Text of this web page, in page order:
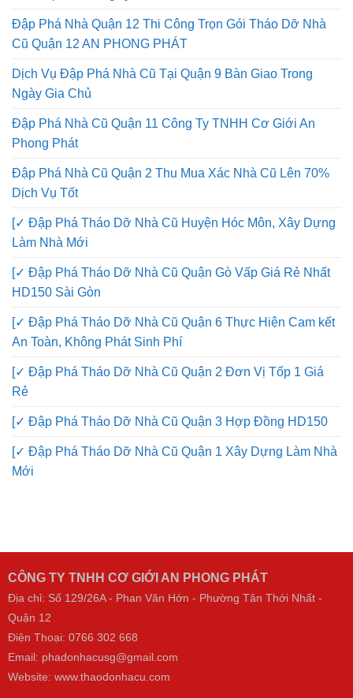
Đập Phá Nhà Quận 12 Thi Công Trọn Gói Tháo Dỡ Nhà
Cũ Quận 12 AN PHONG PHÁT
Dịch Vụ Đập Phá Nhà Cũ Tại Quận 9 Bàn Giao Trong
Ngày Gia Chủ
Đập Phá Nhà Cũ Quận 11 Công Ty TNHH Cơ Giới An
Phong Phát
Đập Phá Nhà Cũ Quận 2 Thu Mua Xác Nhà Cũ Lên 70%
Dịch Vụ Tốt
[✓ Đập Phá Tháo Dỡ Nhà Cũ Huyện Hóc Môn, Xây Dựng
Làm Nhà Mới
[✓ Đập Phá Tháo Dỡ Nhà Cũ Quận Gò Vấp Giá Rẻ Nhất
HD150 Sài Gòn
[✓ Đập Phá Tháo Dỡ Nhà Cũ Quận 6 Thực Hiện Cam kết
An Toàn, Không Phát Sinh Phí
[✓ Đập Phá Tháo Dỡ Nhà Cũ Quận 2 Đơn Vị Tốp 1 Giá
Rẻ
[✓ Đập Phá Tháo Dỡ Nhà Cũ Quận 3 Hợp Đồng HD150
[✓ Đập Phá Tháo Dỡ Nhà Cũ Quận 1 Xây Dựng Làm Nhà
Mới
CÔNG TY TNHH CƠ GIỚI AN PHONG PHÁT
Địa chỉ: Số 129/26A - Phan Văn Hớn - Phường Tân Thới Nhất -
Quận 12
Điện Thoại: 0766 302 668
Email: phadonhacusg@gmail.com
Website: www.thaodonhacu.com